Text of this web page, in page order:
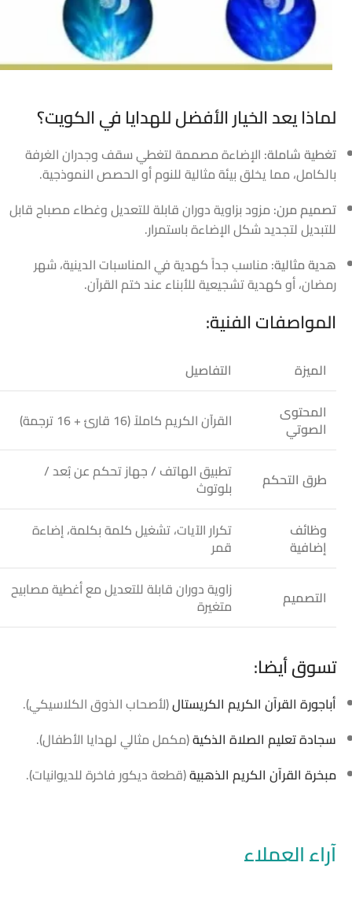
لماذا يعد الخيار الأفضل للهدايا في الكويت؟
تغطية شاملة: الإضاءة مصممة لتغطي سقف وجدران الغرفة
بالكامل، مما يخلق بيئة مثالية للنوم أو الحصص النموذجية.
تصميم مرن: مزود بزاوية دوران قابلة للتعديل وغطاء مصباح قابل
للتبديل لتجديد شكل الإضاءة باستمرار.
هدية مثالية: مناسب جداً كهدية في المناسبات الدينية، شهر
رمضان، أو كهدية تشجيعية للأبناء عند ختم القرآن.
المواصفات الفنية:
الميزة
التفاصيل
المحتوى
الصوتي القرآن الكريم كاملاً (16 قارئ + 16 ترجمة)
طرق التحكم تطبيق الهاتف / جهاز تحكم عن بُعد /
بلوتوث
وظائف
إضافية
تكرار الآيات، تشغيل كلمة بكلمة، إضاءة
قمر
التصميم زاوية دوران قابلة للتعديل مع أغطية مصابيح
متغيرة
تسوق أيضا:
أباجورة القرآن الكريم الكريستال(لأصحاب الذوق الكلاسيكي).
سجادة تعليم الصلاة الذكية(مكمل مثالي لهدايا الأطفال).
مبخرة القرآن الكريم الذهبية(قطعة ديكور فاخرة للديوانيات).
آراء العملاء